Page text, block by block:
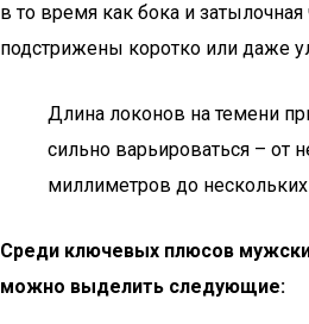
в то время как бока и затылочная
подстрижены коротко или даже
Длина локонов на темени
сильно варьироваться – от
миллиметров до
Среди ключевых плюсов
можно выделить следующие: